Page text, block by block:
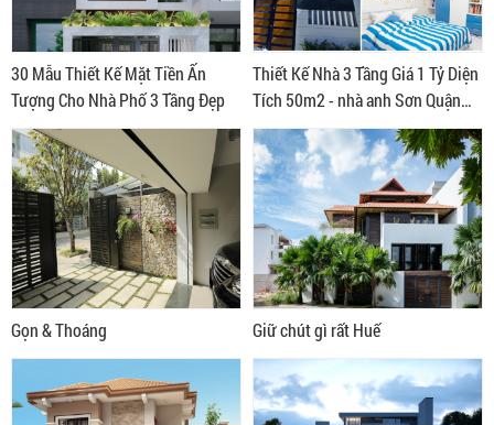
30 Mẫu Thiết Kế Mặt Tiền Ấn
Tượng Cho Nhà Phố 3 Tầng Đẹp
Thiết Kế Nhà 3 Tầng Giá 1 Tỷ Diện
Tích 50m2 - nhà anh Sơn Quận
Tân Phú
Gọn & Thoáng Giữ chút gì rất Huế